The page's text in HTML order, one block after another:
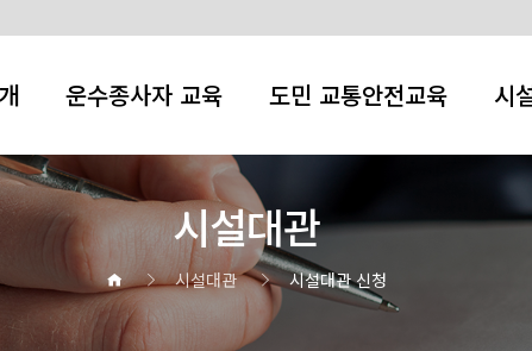
운수종사자 교육 도민 교통안전교육 시
시설대관
시설대관 시설대관 신청